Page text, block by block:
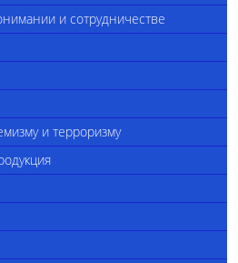
и сотрудничестве
и терроризму